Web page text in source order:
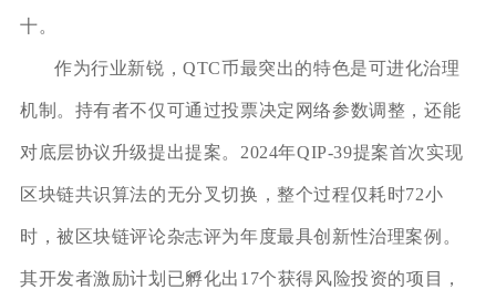
十。
作为行业新锐，QTC币最突出的特色是可进化治理
机制。持有者不仅可通过投票决定网络参数调整，还能
对底层协议升级提出提案。2024年QIP-39提案首次实现
区块链共识算法的无分叉切换，整个过程仅耗时72小
时，被区块链评论杂志评为年度最具创新性治理案例。
其开发者激励计划已孵化出17个获得风险投资的项目，